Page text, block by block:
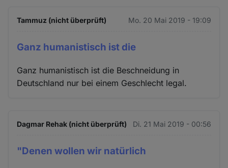
Tammuz (nicht überprüft) Mo. 20 Mai 2019 - 19:09
Ganz humanistisch ist die
Ganz humanistisch ist die Beschneidung in
Deutschland nur bei einem Geschlecht legal.
Dagmar Rehak (nicht überprüft) Di. 21 Mai 2019 - 00:56
"Denen wollen wir natürlich